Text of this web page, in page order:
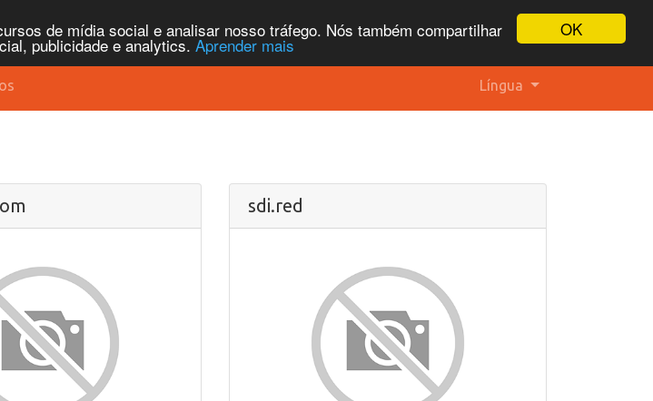
OK
de mídia social e analisar nosso tráfego. Nós também compartilhar
publicidade e analytics. Aprender mais
Língua
sdi.red